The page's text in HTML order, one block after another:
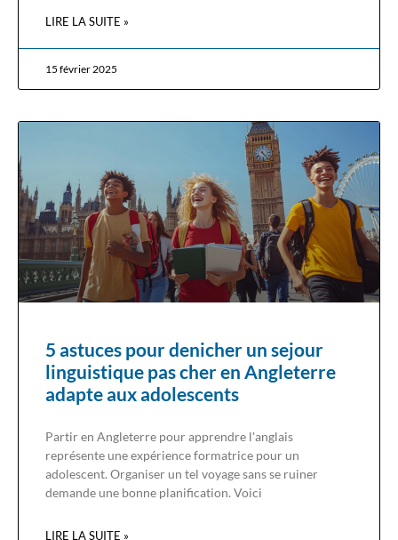
LIRE LA SUITE »
15 février 2025
5 astuces pour denicher un sejour
linguistique pas cher en Angleterre
adapte aux adolescents
Partir en Angleterre pour apprendre l'anglais
représente une expérience formatrice pour un
adolescent. Organiser un tel voyage sans se ruiner
demande une bonne planification. Voici
LIRE LA SUITE »